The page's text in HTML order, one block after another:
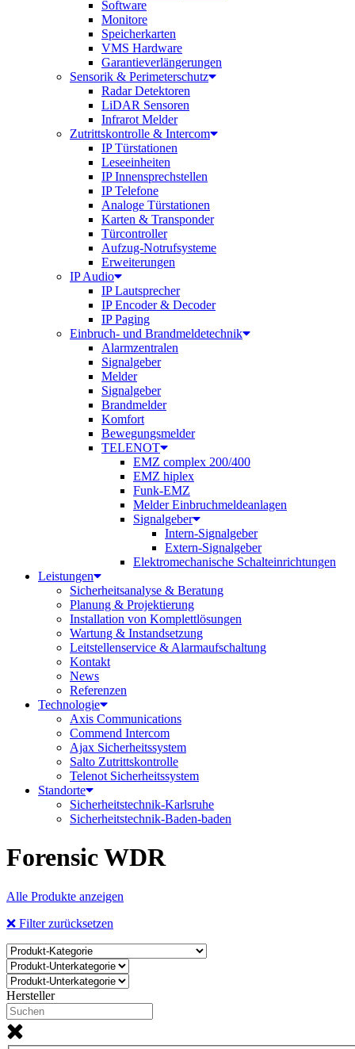
Software
Monitore
Speicherkarten
VMS Hardware
Garantieverlängerungen
Sensorik & Perimeterschutz
Radar Detektoren
LiDAR Sensoren
Infrarot Melder
Zutrittskontrolle & Intercom
IP Türstationen
Leseeinheiten
IP Innensprechstellen
IP Telefone
Analoge Türstationen
Karten & Transponder
Türcontroller
Aufzug-Notrufsysteme
Erweiterungen
IP Audio
IP Lautsprecher
IP Encoder & Decoder
IP Paging
Einbruch- und Brandmeldetechnik
Alarmzentralen
Signalgeber
Melder
Signalgeber
Brandmelder
Komfort
Bewegungsmelder
TELENOT
EMZ complex 200/400
EMZ hiplex
Funk-EMZ
Melder Einbruchmeldeanlagen
Signalgeber
Intern-Signalgeber
Extern-Signalgeber
Elektromechanische Schalteinrichtungen
Leistungen
Sicherheitsanalyse & Beratung
Planung & Projektierung​
Installation von Komplettlösungen
Wartung & Instandsetzung
Leitstellenservice & Alarmaufschaltung
Kontakt
News
Referenzen
Technologie
Axis Communications
Commend Intercom
Ajax Sicherheitssystem​
Salto Zutrittskontrolle
Telenot Sicherheitssystem
Standorte
Sicherheitstechnik-Karlsruhe
Sicherheitstechnik-Baden-baden
Forensic WDR
Alle Produkte anzeigen
❌ Filter zurücksetzen
Hersteller